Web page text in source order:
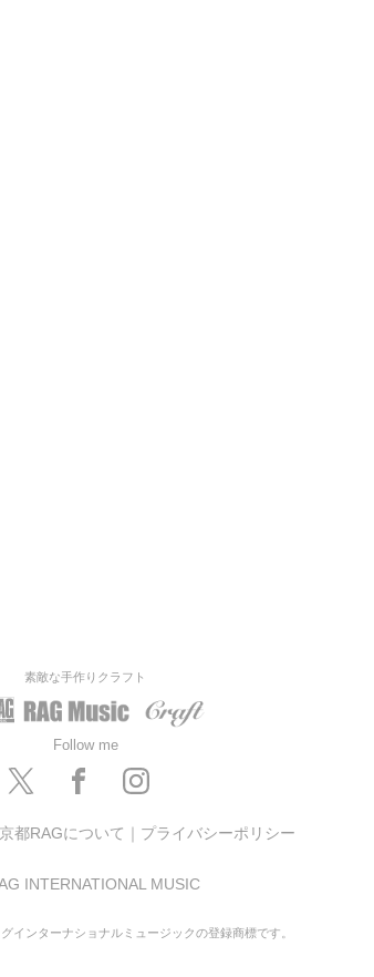
素敵な手作りクラフト
Follow me
京都RAGについて プライバシーポリシー
INTERNATIONAL MUSIC
インターナショナルミュージックの登録商標です。